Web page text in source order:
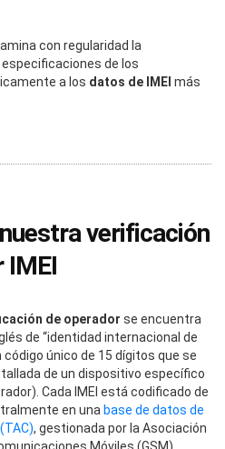
con regularidad la
de los
a los datos de IMEI más
verificación
IMEI
de operador se encuentra
de “identidad internacional de
único de 15 dígitos que se
de un dispositivo específico
Cada IMEI está codificado de
en una base de datos de
, gestionada por la Asociación
Móviles (GSM).